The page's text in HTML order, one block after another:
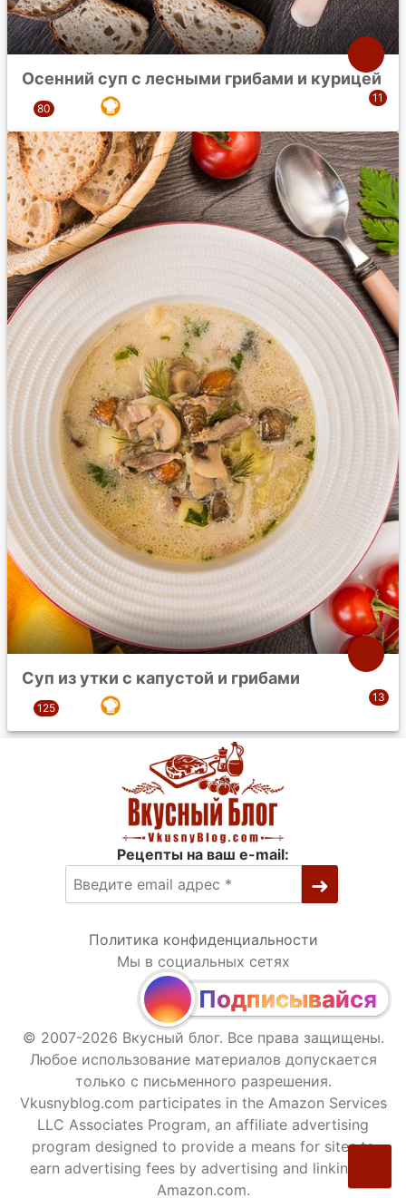
Осенний суп с лесными грибами и курицей
Суп из утки с капустой и грибами
Рецепты на ваш e-mail:
Политика конфиденциальности
Мы в социальных сетях
Подписывайся
© 2007-2026 Вкусный блог. Все права защищены.
Любое использование материалов допускается
только с письменного разрешения.
Vkusnyblog.com participates in the Amazon Services
LLC Associates Program, an affiliate advertising
program designed to provide a means for sites to
earn advertising fees by advertising and linking to
Amazon.com.